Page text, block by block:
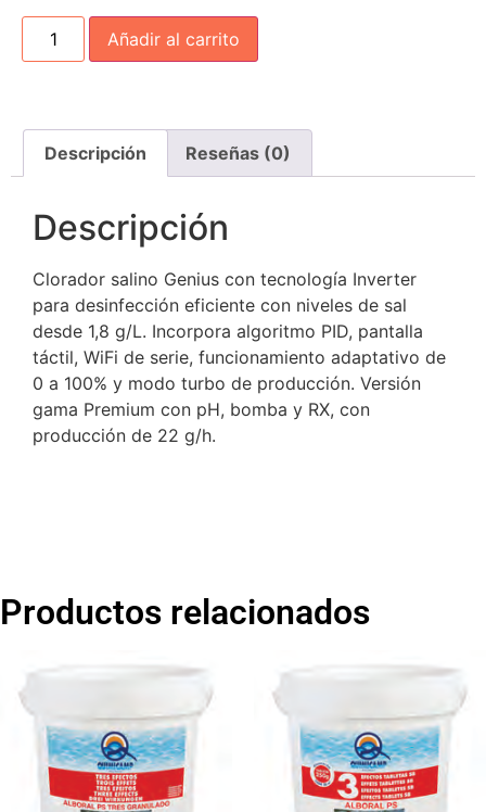
Añadir al carrito
Descripción Reseñas (0)
Descripción
Clorador salino Genius con tecnología Inverter
para desinfección eficiente con niveles de sal
desde 1,8 g/L. Incorpora algoritmo PID, pantalla
táctil, WiFi de serie, funcionamiento adaptativo de
0 a 100% y modo turbo de producción. Versión
gama Premium con pH, bomba y RX, con
producción de 22 g/h.
Productos relacionados